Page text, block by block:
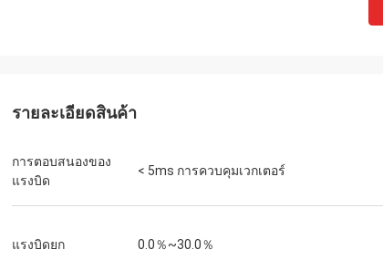
ความรวดเร็วอย่างน่าประหลาดใจ นับตั้งแต่
ขนส่งและการทำงานที่แข็งแกร่งของส่วน
เหมาะอย่างยิ่
รายละเอียดสินค้า
การตอบสนองของ
แรงบิด
< 5ms การควบคุมเวกเตอร์
แรงบิดยก 0.0％~30.0％